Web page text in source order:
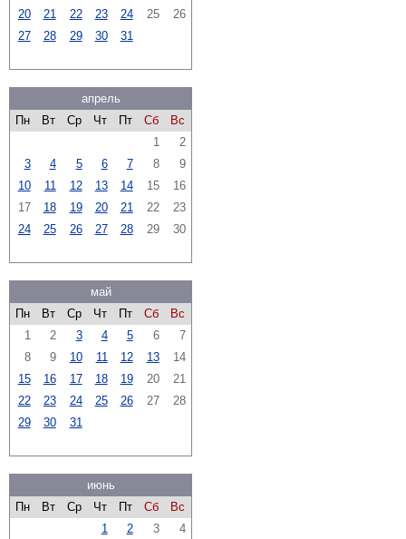
20
21 22 23 24 25
26
27
28 29 30 31
апрель
Пн
Вт Ср Чт Пт Сб
Вс
1
2
3
4 5 6 7 8
9
10
11 12 13 14 15
16
17
18 19 20 21 22
23
24
25 26 27 28 29 30
май
Пн
Вт Ср Чт Пт Сб
Вс
1
2 3 4 5 6
7
8
9 10 11 12 13
14
15
16 17 18 19 20
21
22
23 24 25 26 27
28
29
30 31
июнь
Пн
Вт Ср Чт Пт Сб
Вс
1
2 3
4